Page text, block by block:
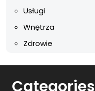
Usługi
Wnętrza
Zdrowie
Categories